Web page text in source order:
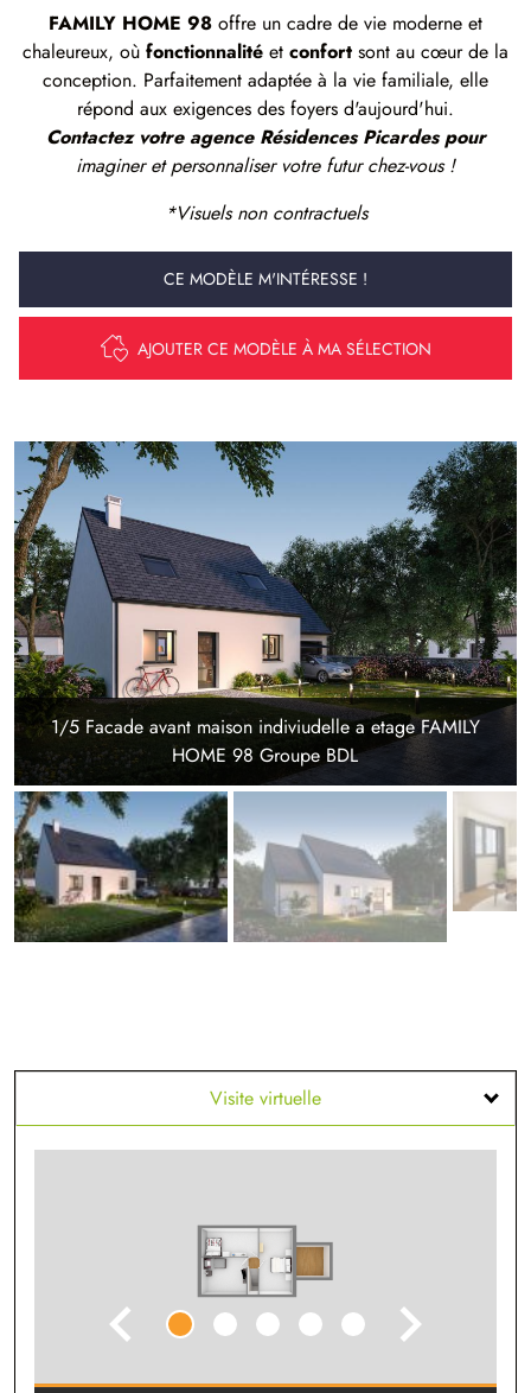
FAMILY HOME 98 offre un cadre de vie moderne et
chaleureux, où fonctionnalité et confort sont au cœur de la
conception. Parfaitement adaptée à la vie familiale, elle
répond aux exigences des foyers d'aujourd'hui.
Contactez votre agence Résidences Picardes pour
imaginer et personnaliser votre futur chez-vous !
*Visuels non contractuels
CE MODÈLE M'INTÉRESSE !
AJOUTER CE MODÈLE À MA SÉLECTION
1/5 Facade avant maison indiviudelle a etage FAMILY
HOME 98 Groupe BDL
Visite virtuelle